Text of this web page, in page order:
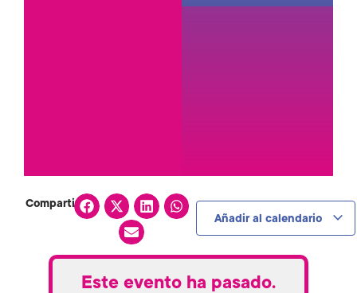
Compartir:
Añadir al calendario
Este evento ha pasado.